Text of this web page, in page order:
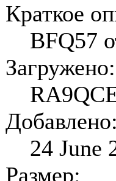
Краткое
BFQ57
Загружено:
Добавлено:
24 June
Размер: